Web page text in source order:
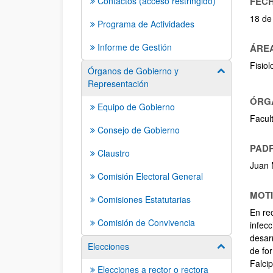
Programa de Actividades
Informe de Gestión
Órganos de Gobierno y
Representación
Mostrar/
Equipo de Gobierno
Consejo de Gobierno
Claustro
Comisión Electoral General
Comisiones Estatutarias
Comisión de Convivencia
Elecciones
Mostrar/
Elecciones a rector o rectora
18
Juan
En
de